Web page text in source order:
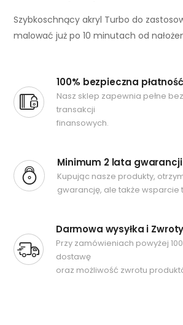
Szybkoschnący akryl Turbo do
malować już po 10 minutach od
100% bezpieczna płatność
Nasz sklep zapewnia pełne
transakcji
finansowych.
Minimum 2 lata gwarancji
Kupując nasze produkty,
gwarancję, ale także wsparcie
Darmowa wysyłka i Zwroty
Przy zamówieniach powyżej
dostawę
oraz możliwość zwrotu